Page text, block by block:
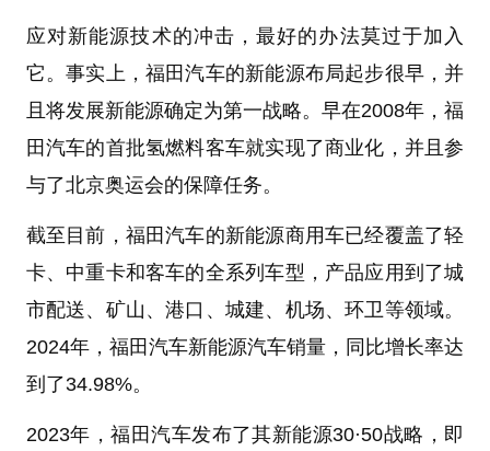
应对新能源技术的冲击，最好的办法莫过于加入
它。事实上，福田汽车的新能源布局起步很早，并
且将发展新能源确定为第一战略。早在2008年，福
田汽车的首批氢燃料客车就实现了商业化，并且参
与了北京奥运会的保障任务。
截至目前，福田汽车的新能源商用车已经覆盖了轻
卡、中重卡和客车的全系列车型，产品应用到了城
市配送、矿山、港口、城建、机场、环卫等领域。
2024年，福田汽车新能源汽车销量，同比增长率达
到了34.98%。
2023年，福田汽车发布了其新能源30·50战略，即